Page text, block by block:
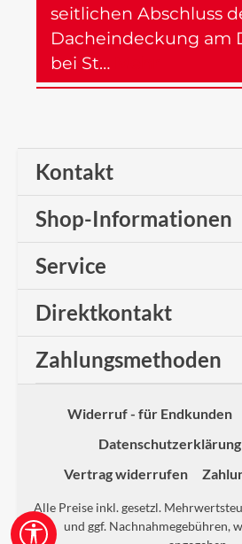
seitlichen Abschluss
Dacheindeckung am
bei St…
Kontakt
Shop-Informationen
Service
Direktkontakt
Zahlungsmethoden
Widerruf - für Endkunden
Datenschutzerklärung
Vertrag widerrufen
Alle Preise inkl. gesetzl.
und ggf. Nachnahmegebühren,
Werkzeugleiste anzeigen